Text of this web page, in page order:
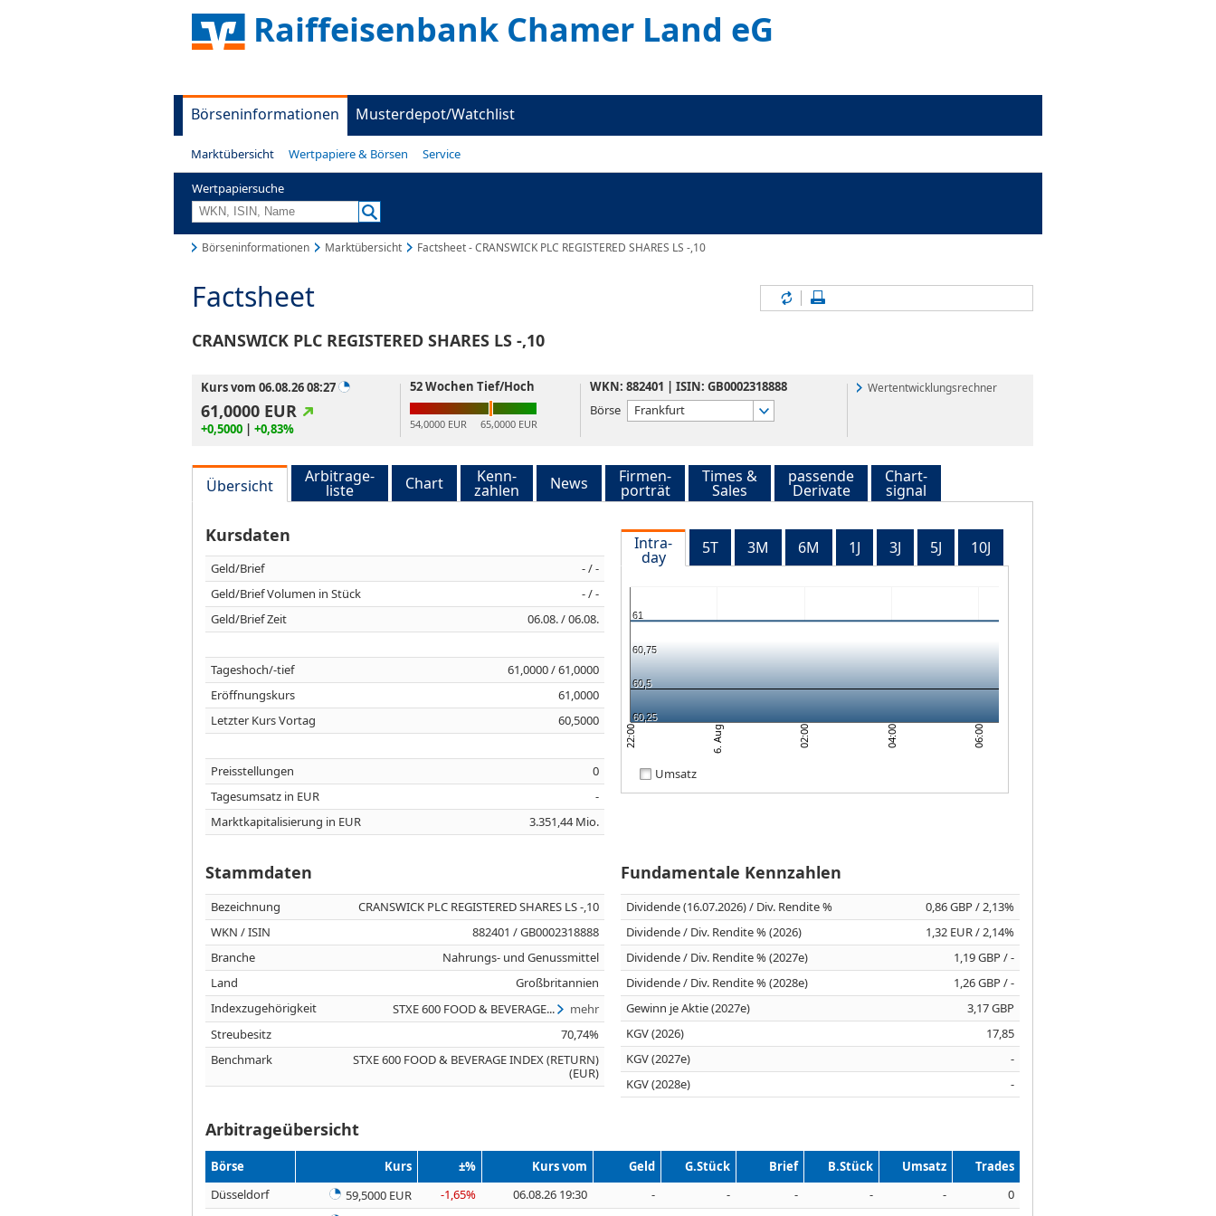
Raiffeisenbank Chamer Land eG
Börseninformationen Musterdepot/Watchlist
Marktübersicht Wertpapiere & Börsen Service
Wertpapiersuche
Börseninformationen Marktübersicht Factsheet - CRANSWICK PLC REGISTERED SHARES LS -,10
Factsheet
CRANSWICK PLC REGISTERED SHARES LS -,10
Inhalte aktualisieren
Kurs vom 06.08.26 08:27
61,0000 EUR
+0,5000 | +0,83%
52 Wochen Tief/Hoch
54,0000 EUR 65,0000 EUR
WKN: 882401 | ISIN: GB0002318888
Börse
Frankfurt
Wertentwicklungsrechner
Übersicht Arbitrage-
liste Chart Kenn-
zahlen News Firmen-
porträt
Times &
Sales
passende
Derivate
Chart-
signal
Kursdaten
Geld/Brief
- / -
Geld/Brief Volumen in Stück
- / -
Geld/Brief Zeit
06.08. / 06.08.
Tageshoch/-tief
61,0000 / 61,0000
Eröffnungskurs
61,0000
Letzter Kurs Vortag
60,5000
Preisstellungen
0
Tagesumsatz in EUR
-
Marktkapitalisierung in EUR
3.351,44 Mio.
Intra-
day 5T 3M 6M 1J 3J 5J 10J
22:00 6. Aug 02:00 04:00 06:00
61
60,25
60,5
60,75
Umsatz
Stammdaten
Bezeichnung
CRANSWICK PLC REGISTERED SHARES LS -,10
WKN / ISIN
882401 / GB0002318888
Branche
Nahrungs- und Genussmittel
Land
Großbritannien
Indexzugehörigkeit
STXE 600 FOOD & BEVERAGE...
mehr
Streubesitz
70,74%
Benchmark
STXE 600 FOOD & BEVERAGE INDEX (RETURN)
(EUR)
Fundamentale Kennzahlen
Dividende (16.07.2026) / Div. Rendite %
0,86 GBP / 2,13%
Dividende / Div. Rendite % (2026)
1,32 EUR / 2,14%
Dividende / Div. Rendite % (2027e)
1,19 GBP / -
Dividende / Div. Rendite % (2028e)
1,26 GBP / -
Gewinn je Aktie (2027e)
3,17 GBP
KGV (2026)
17,85
KGV (2027e)
-
KGV (2028e)
-
Arbitrageübersicht
Börse Kurs ±% Kurs vom Geld G.Stück Brief B.Stück Umsatz
Trades
Düsseldorf
59,5000 EUR -1,65% 06.08.26 19:30 - - - - -
0